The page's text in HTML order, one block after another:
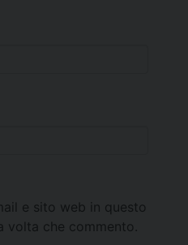
e sito web in questo
volta che commento.